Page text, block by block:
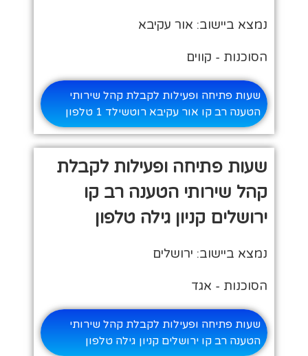
נמצא ביישוב: אור עקיבא
הסוכנות - קווים
שעות פתיחה ופעילות לקבלת קהל שירותי
הטענה רב קו אור עקיבא רוטשילד 1 טלפון
שעות פתיחה ופעילות לקבלת
קהל שירותי הטענה רב קו
ירושלים קניון גילה טלפון
נמצא ביישוב: ירושלים
הסוכנות - אגד
שעות פתיחה ופעילות לקבלת קהל שירותי
הטענה רב קו ירושלים קניון גילה טלפון